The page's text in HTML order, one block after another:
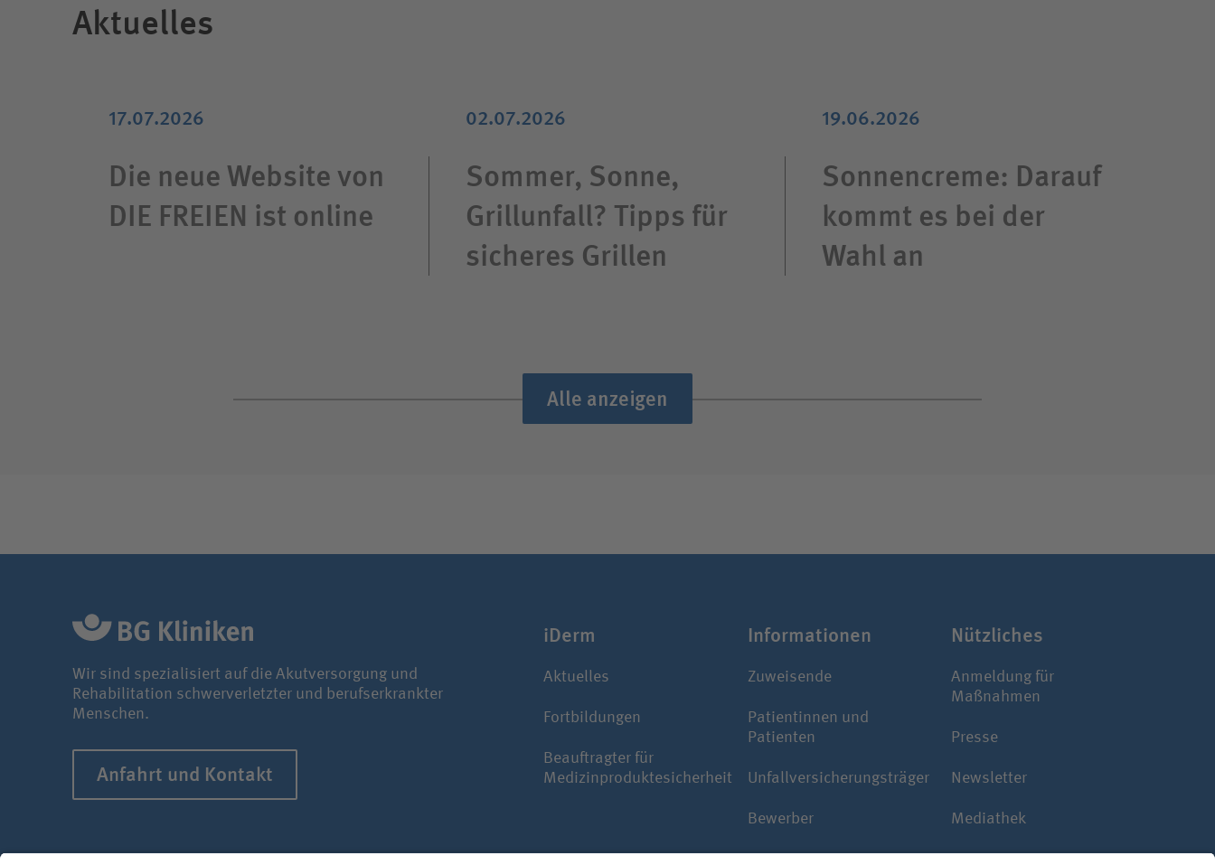
Aktuelles
17.07.2026
Die neue Website von
DIE FREIEN ist online
02.07.2026
Sommer, Sonne,
Grillunfall? Tipps für
sicheres Grillen
19.06.2026
Sonnencreme: Darauf
kommt es bei der
Wahl an
Alle anzeigen
Wir sind spezialisiert auf die Akutversorgung und
Rehabilitation schwerverletzter und berufserkrankter
Menschen.
Anfahrt und Kontakt
iDerm
Aktuelles
Fortbildungen
Beauftragter für
Medizinproduktesicherheit
Infor­ma­ti­onen
Zuweisende
Patientinnen und
Patienten
Unfallversicherungsträger
Bewerber
Nützliches
Anmeldung für
Maßnahmen
Presse
Newsletter
Mediathek